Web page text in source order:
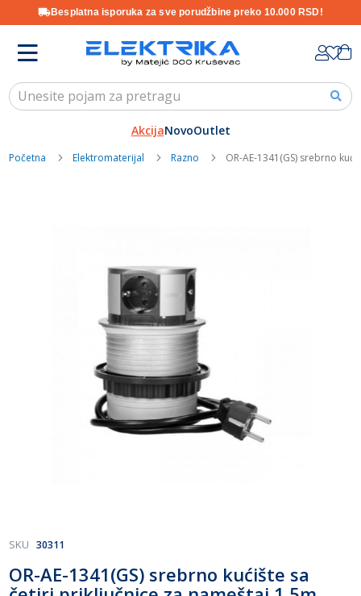
Besplatna isporuka za sve porudžbine preko 10.000 RSD!
Content
AkcijaNovoOutlet
Početna Elektromaterijal Razno OR-AE-1341(GS) srebrno
Skip
the
beginning
OR-AE-1341(GS) srebrno kućište sa
SKU 30311